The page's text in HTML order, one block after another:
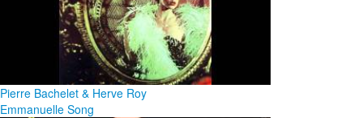
Pierre Bachelet & Herve Roy
Emmanuelle Song